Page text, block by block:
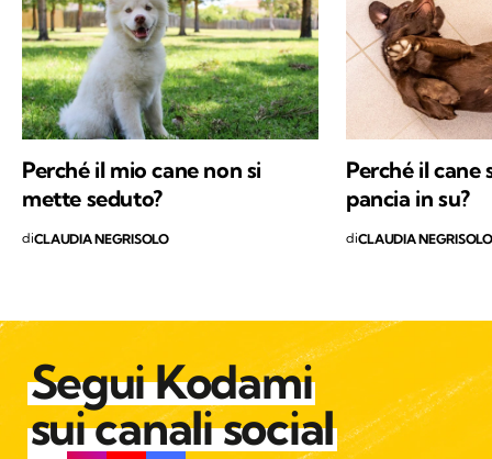
Trentino, sulle Dolomiti di Brenta. Ora scrivo
di animali selvatici e domestici che vivono più
o meno vicini agli esseri umani, con la
speranza di sensibilizzare alla tutela di ogni
Perché il mio cane non si
mette seduto?
diCLAUDIA NEGRISOLO
Perché il cane
pancia in su?
diCLAUDIA NEGRISOLO
Segui Kodami
sui canali social